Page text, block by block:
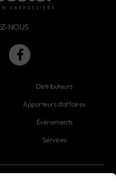
NOUS
Distributeurs
Apporteurs d'affaires
Évènements
Services